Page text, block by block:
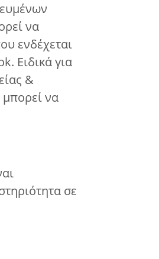
να
ενδέχεται
Ειδικά για
&
να
σε